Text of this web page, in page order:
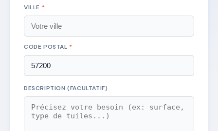
VILLE *
CODE POSTAL *
DESCRIPTION (FACULTATIF)